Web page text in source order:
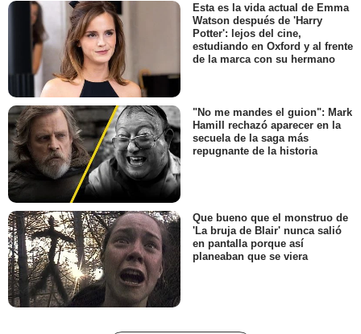
Esta es la vida actual de Emma
Watson después de 'Harry
Potter': lejos del cine,
estudiando en Oxford y al frente
de la marca con su hermano
"No me mandes el guion": Mark
Hamill rechazó aparecer en la
secuela de la saga más
repugnante de la historia
Que bueno que el monstruo de
'La bruja de Blair' nunca salió
en pantalla porque así
planeaban que se viera